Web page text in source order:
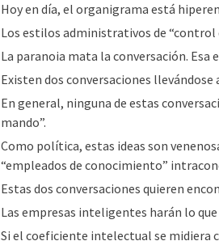
Hoy en día, el organigrama está
Los estilos administrativos de “control
La paranoia mata la conversación. Esa
Existen dos conversaciones
En general, ninguna de estas
mando”.
Como política, estas ideas son
“empleados de conocimiento”
Estas dos conversaciones quieren
Las empresas inteligentes harán lo
Si el coeficiente intelectual se midiera